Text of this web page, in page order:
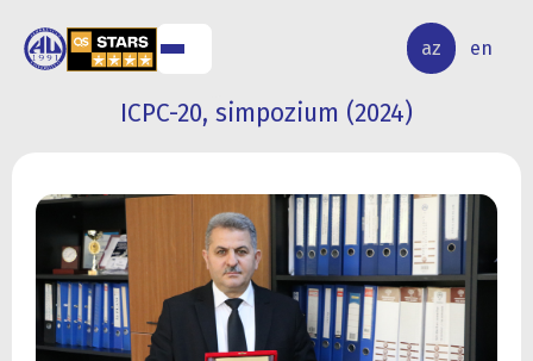
az en
ELMİ
TƏDQİQAT
ICPC-20, simpozium (2024)